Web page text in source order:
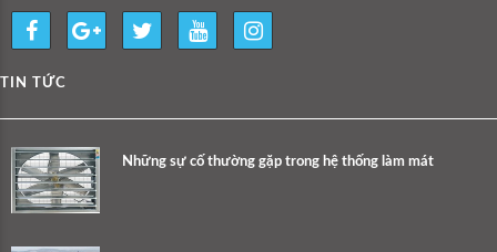
TIN TỨC
Những sự cố thường gặp trong hệ thống làm mát